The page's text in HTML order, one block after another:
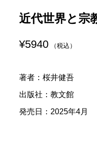
近代世界と宗
¥5940 （税込）
著者：桜井健吾
出版社：教文館
発売日：2025年4月